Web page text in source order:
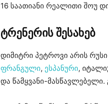
16 საათიანი რეალითი შოუ
ტრენერის შესახებ
დიმიტრი პეტროვი არის
ფრანგული, ესპანური,
და წამყვანი-